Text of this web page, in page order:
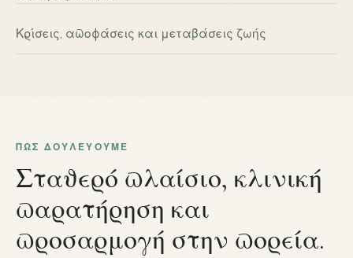
Κρίσεις, αποφάσεις και μεταβάσεις ζωής
ΠΏΣ ΔΟΥΛΕΎΟΥΜΕ
Σταθερό πλαίσιο, κλινική
παρατήρηση και
προσαρμογή στην πορεία.